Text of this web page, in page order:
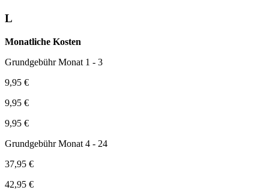
L
Monatliche Kosten
Grundgebühr Monat 1 - 3
9,95 €
9,95 €
9,95 €
Grundgebühr Monat 4 - 24
37,95 €
42,95 €